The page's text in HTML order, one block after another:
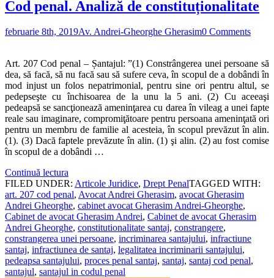
Cod penal. Analiză de constituționalitate
februarie 8th, 2019Av. Andrei-Gheorghe Gherasim0 Comments
Art. 207 Cod penal – Șantajul: ”(1) Constrângerea unei persoane să
dea, să facă, să nu facă sau să sufere ceva, în scopul de a dobândi în
mod injust un folos nepatrimonial, pentru sine ori pentru altul, se
pedepseşte cu închisoarea de la unu la 5 ani. (2) Cu aceeaşi
pedeapsă se sancţionează ameninţarea cu darea în vileag a unei fapte
reale sau imaginare, compromiţătoare pentru persoana ameninţată ori
pentru un membru de familie al acesteia, în scopul prevăzut în alin.
(1). (3) Dacă faptele prevăzute în alin. (1) şi alin. (2) au fost comise
în scopul de a dobândi …
Continuă lectura
FILED UNDER: Articole Juridice, Drept PenalTAGGED WITH:
art. 207 cod penal, Avocat Andrei Gherasim, avocat Gherasim
Andrei Gheorghe, cabinet avocat Gherasim Andrei-Gheorghe,
Cabinet de avocat Gherasim Andrei, Cabinet de avocat Gherasim
Andrei Gheorghe, constitutionalitate santaj, constrangere,
constrangerea unei persoane, incriminarea santajului, infractiune
santaj, infractiunea de santaj, legalitatea incriminarii santajului,
pedeapsa santajului, proces penal santaj, santaj, santaj cod penal,
santajul, santajul in codul penal